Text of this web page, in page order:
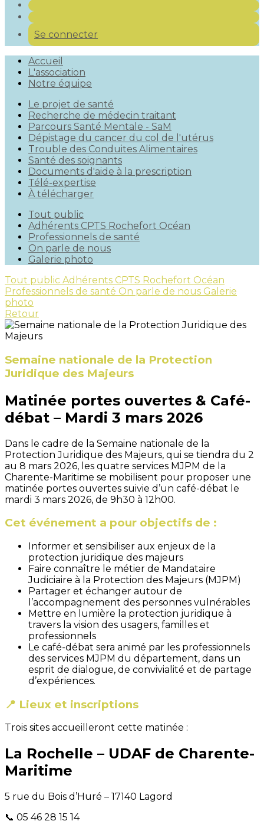
Se connecter
Accueil
L'association
Notre équipe
Le projet de santé
Recherche de médecin traitant
Parcours Santé Mentale - SaM
Dépistage du cancer du col de l'utérus
Trouble des Conduites Alimentaires
Santé des soignants
Documents d'aide à la prescription
Télé-expertise
À télécharger
Tout public
Adhérents CPTS Rochefort Océan
Professionnels de santé
On parle de nous
Galerie photo
Tout public Adhérents CPTS Rochefort Océan
Professionnels de santé On parle de nous Galerie
photo
Retour
Semaine nationale de la Protection
Juridique des Majeurs
Matinée portes ouvertes & Café-
débat – Mardi 3 mars 2026
Dans le cadre de la Semaine nationale de la
Protection Juridique des Majeurs, qui se tiendra du 2
au 8 mars 2026, les quatre services MJPM de la
Charente-Maritime se mobilisent pour proposer une
matinée portes ouvertes suivie d’un café-débat le
mardi 3 mars 2026, de 9h30 à 12h00.
Cet événement a pour objectifs de :
Informer et sensibiliser aux enjeux de la
protection juridique des majeurs
Faire connaître le métier de Mandataire
Judiciaire à la Protection des Majeurs (MJPM)
Partager et échanger autour de
l’accompagnement des personnes vulnérables
Mettre en lumière la protection juridique à
travers la vision des usagers, familles et
professionnels
Le café-débat sera animé par les professionnels
des services MJPM du département, dans un
esprit de dialogue, de convivialité et de partage
d’expériences.
📍 Lieux et inscriptions
Trois sites accueilleront cette matinée :
La Rochelle – UDAF de Charente-
Maritime
5 rue du Bois d’Huré – 17140 Lagord
📞 05 46 28 15 14